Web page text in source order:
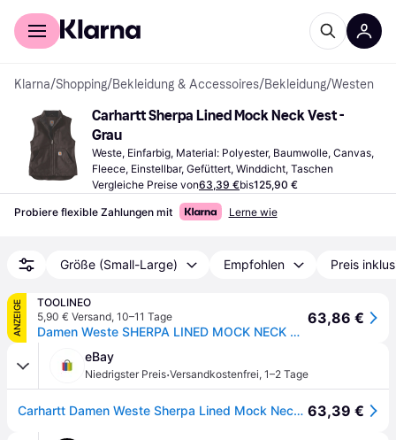
Für Shopper
Klarna/Shopping/Bekleidung & Accessoires/Bekleidung/Westen
Carhartt Sherpa Lined Mock Neck Vest -
Grau
Weste, Einfarbig, Material: Polyester, Baumwolle, Canvas,
Fleece, Einstellbar, Gefüttert, Winddicht, Taschen
Vergleiche Preise von63,39 €bis125,90 €
Probiere flexible Zahlungen mit Lerne wie
Größe (Small-Large) Empfohlen Preis
ANZEIGE
TOOLINEO
5,90 € Versand, 10–11 Tage
Damen Weste SHERPA LINED MOCK NECK VEST, taupe grey, Größe XS
63,86 €
eBay
Niedrigster Preis·Versandkostenfrei, 1–2 Tage
Carhartt Damen Weste Sherpa Lined Mock Neck Vest Taupe Grey 63,39 €